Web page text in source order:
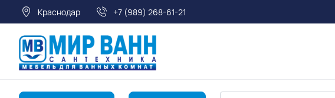
Краснодар +7 (989) 268-61-21